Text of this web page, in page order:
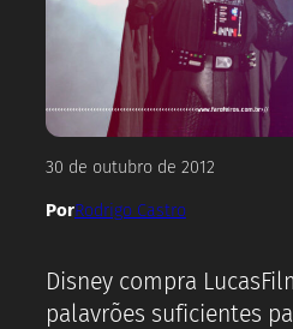
30 de outubro de 2012
PorRodrigo Castro
Disney compra
palavrões suficientes